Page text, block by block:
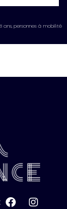
personnes à mobilité